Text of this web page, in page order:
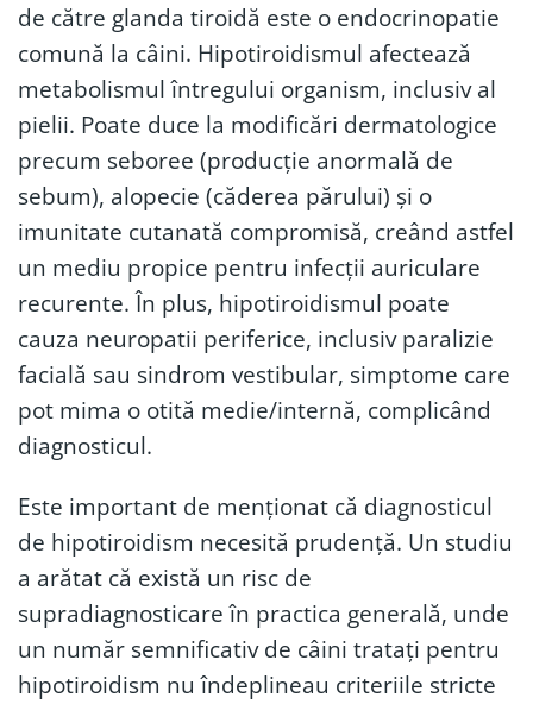
de către glanda tiroidă este o endocrinopatie
comună la câini. Hipotiroidismul afectează
metabolismul întregului organism, inclusiv al
pielii. Poate duce la modificări dermatologice
precum seboree (producție anormală de
sebum), alopecie (căderea părului) și o
imunitate cutanată compromisă, creând astfel
un mediu propice pentru infecții auriculare
recurente. În plus, hipotiroidismul poate
cauza neuropatii periferice, inclusiv paralizie
facială sau sindrom vestibular, simptome care
pot mima o otită medie/internă, complicând
diagnosticul.
Este important de menționat că diagnosticul
de hipotiroidism necesită prudență. Un studiu
a arătat că există un risc de
supradiagnosticare în practica generală, unde
un număr semnificativ de câini tratați pentru
hipotiroidism nu îndeplineau criteriile stricte